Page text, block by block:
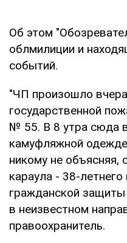
Об этом
облмилиции и
событий.
"ЧП произошло
государственной
№ 55. В 8 утра сюда
камуфляжной
никому не объясняя,
караула - 38-
гражданской
в неизвестном
правоохранитель.